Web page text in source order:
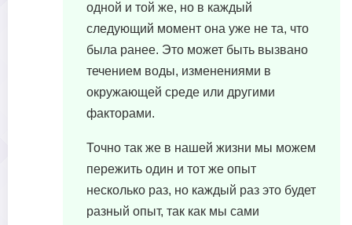
одной и той же, но в каждый
следующий момент она уже не та, что
была ранее. Это может быть вызвано
течением воды, изменениями в
окружающей среде или другими
факторами.
Точно так же в нашей жизни мы можем
пережить один и тот же опыт
несколько раз, но каждый раз это будет
разный опыт, так как мы сами